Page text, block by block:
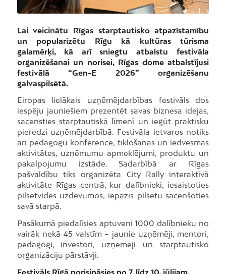
Lai veicinātu Rīgas starptautisko atpazīstamību
un popularizētu Rīgu kā kultūras tūrisma
galamērķi, kā arī sniegtu atbalstu festivāla
organizēšanai un norisei, Rīgas dome atbalstījusi
festivālā “Gen-E 2026” organizēšanu
galvaspilsētā.
Eiropas lielākais uzņēmējdarbības festivāls dos
iespēju jauniešiem prezentēt savas biznesa idejas,
sacensties starptautiskā līmenī un iegūt praktisku
pieredzi uzņēmējdarbībā. Festivāla ietvaros notiks
arī pedagogu konference, tīklošanās un iedvesmas
aktivitātes, uzņēmumu apmeklējumi, produktu un
pakalpojumu izstāde. Sadarbībā ar Rīgas
pašvaldību tiks organizēta City Rally interaktīvā
aktivitāte Rīgas centrā, kur dalībnieki, iesaistoties
pilsētvides uzdevumos, iepazīs pilsētu sacenšoties
savā starpā.
Pasākumā piedalīsies aptuveni 1000 dalībnieku no
vairāk nekā 45 valstīm – jaunie uzņēmēji, mentori,
pedagogi, investori, uzņēmēji un starptautisko
organizāciju pārstāvji.
Festivāls Rīgā norisināsies no 7. līdz 10. jūlijam.